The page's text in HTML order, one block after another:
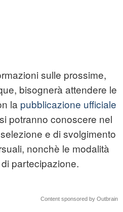
sulle prossime,
bisognerà attendere le
la pubblicazione ufficiale
potranno conoscere nel
e di svolgimento
nonchè le modalità
partecipazione.
Content sponsored by Outbrain